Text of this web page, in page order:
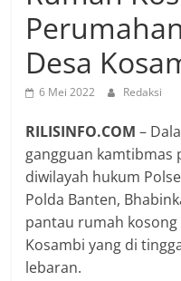
Desa
6 Mei 2022 Redaksi
RILISINFO.COM –
gangguan
diwilayah hukum
Polda Banten,
pantau rumah kosong
Kosambi yang di
lebaran.